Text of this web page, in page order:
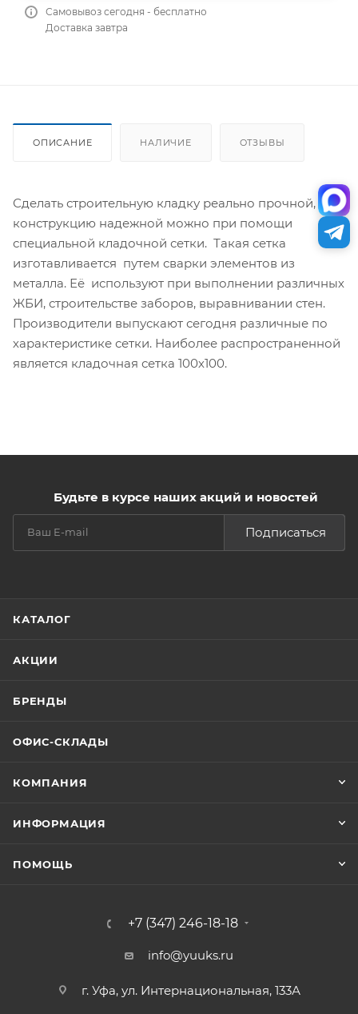
Самовывоз сегодня - бесплатно
Доставка завтра
ОПИСАНИЕ НАЛИЧИЕ ОТЗЫВЫ
Сделать строительную кладку реально прочной, а
конструкцию надежной можно при помощи
специальной кладочной сетки. Такая сетка
изготавливается путем сварки элементов из
металла. Её используют при выполнении различных
ЖБИ, строительстве заборов, выравнивании стен.
Производители выпускают сегодня различные по
характеристике сетки. Наиболее распространенной
является кладочная сетка 100х100.
Будьте в курсе наших акций и новостей
Подписаться
КАТАЛОГ
АКЦИИ
БРЕНДЫ
ОФИС-СКЛАДЫ
КОМПАНИЯ
ИНФОРМАЦИЯ
ПОМОЩЬ
+7 (347) 246-18-18
info@yuuks.ru
г. Уфа, ул. Интернациональная, 133А